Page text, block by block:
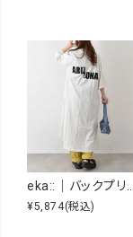
¥5,874(税込)